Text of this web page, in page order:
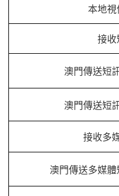
本地
接
澳門傳送短
澳門傳送短
接收多
澳門傳送多媒